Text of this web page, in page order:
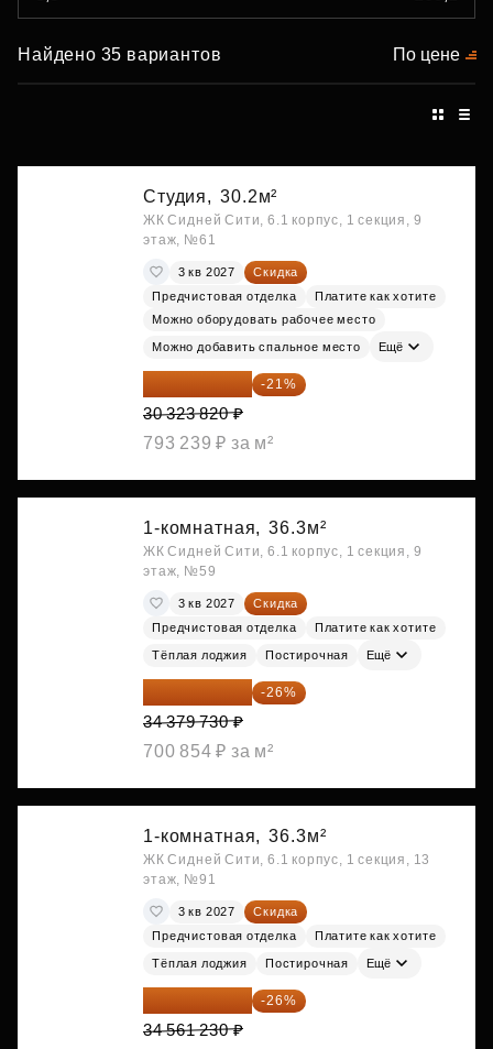
Найдено 35 вариантов По цене
Студия, 30.2м²
ЖК Сидней Сити, 6.1 корпус, 1 секция, 9
этаж, №61
3 кв 2027
Скидка
Предчистовая отделка
Платите как хотите
Можно оборудовать рабочее место
Можно добавить спальное место Ещё
23 955 818 ₽ -21%
30 323 820 ₽
793 239 ₽ за м²
1-комнатная, 36.3м²
ЖК Сидней Сити, 6.1 корпус, 1 секция, 9
этаж, №59
3 кв 2027
Скидка
Предчистовая отделка
Платите как хотите
Тёплая лоджия Постирочная Ещё
25 441 000 ₽ -26%
34 379 730 ₽
700 854 ₽ за м²
1-комнатная, 36.3м²
ЖК Сидней Сити, 6.1 корпус, 1 секция, 13
этаж, №91
3 кв 2027
Скидка
Предчистовая отделка
Платите как хотите
Тёплая лоджия Постирочная Ещё
25 575 310 ₽ -26%
34 561 230 ₽